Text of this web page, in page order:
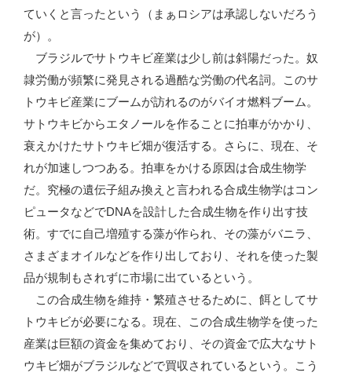
ていくと言ったという（まぁロシアは承認しないだろう
が）。
ブラジルでサトウキビ産業は少し前は斜陽だった。奴
隷労働が頻繁に発見される過酷な労働の代名詞。このサ
トウキビ産業にブームが訪れるのがバイオ燃料ブーム。
サトウキビからエタノールを作ることに拍車がかかり、
衰えかけたサトウキビ畑が復活する。さらに、現在、そ
れが加速しつつある。拍車をかける原因は合成生物学
だ。究極の遺伝子組み換えと言われる合成生物学はコン
ピュータなどでDNAを設計した合成生物を作り出す技
術。すでに自己増殖する藻が作られ、その藻がバニラ、
さまざまオイルなどを作り出しており、それを使った製
品が規制もされずに市場に出ているという。
この合成生物を維持・繁殖させるために、餌としてサ
トウキビが必要になる。現在、この合成生物学を使った
産業は巨額の資金を集めており、その資金で広大なサト
ウキビ畑がブラジルなどで買収されているという。こう